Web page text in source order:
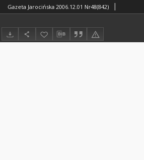
Gazeta Jarocińska 2006.12.01 Nr48(842)